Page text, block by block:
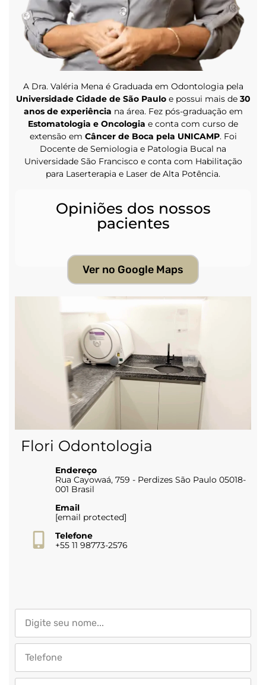
A Dra. Valéria Mena é Graduada em Odontologia pela
Universidade Cidade de São Pauloe possui mais de 30
anos de experiência na área. Fez pós-graduação em
Estomatologia e Oncologia e conta com curso de
extensão em Câncer de Boca pela UNICAMP. Foi
Docente de Semiologia e Patologia Bucal na
Universidade São Francisco e conta com Habilitação
para Laserterapia e Laser de Alta Potência.
Opiniões dos nossos
pacientes
Ver no Google Maps
Flori Odontologia
Endereço
Rua Cayowaá, 759 - Perdizes São Paulo 05018-
001 Brasil
Email
[email protected]
Telefone
+55 11 98773-2576